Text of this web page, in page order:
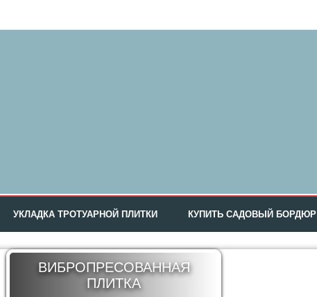
УКЛАДКА ТРОТУАРНОЙ ПЛИТКИ КУПИТЬ САДОВЫЙ БОРДЮР
ВИБРОПРЕСОВАННАЯ
ПЛИТКА